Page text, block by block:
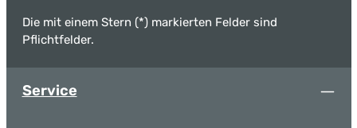
Die mit einem Stern (*) markierten Felder sind
Pflichtfelder.
Service